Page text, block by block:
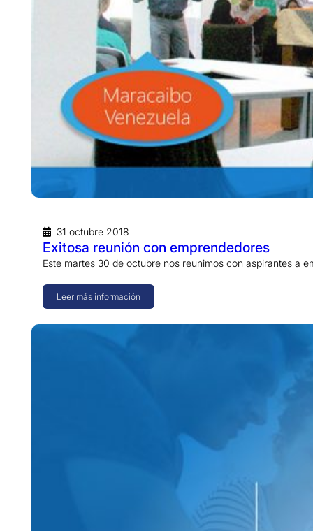
31 octubre 2018
Exitosa reunión con emprendedores
Este martes 30 de octubre nos reunimos con aspirantes a
Leer más información